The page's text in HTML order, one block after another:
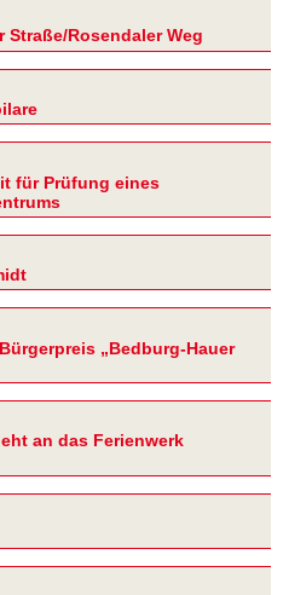
Straße/Rosendaler Weg
für Prüfung eines
„Bedburg-Hauer
an das Ferienwerk